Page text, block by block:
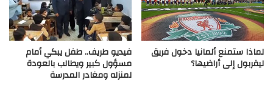
لماذا ستمنع ألمانيا دخول فريق
ليفربول إلى أراضيها؟
فيديو طريف.. طفل يبكي أمام
مسؤول كبير ويطالب بالعودة
لمنزله ومغادر المدرسة